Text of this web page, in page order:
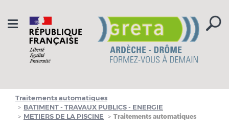
Toggle
navigation
Traitements automatiques
BATIMENT - TRAVAUX PUBLICS - ENERGIE
METIERS DE LA PISCINE
Traitements automatiques